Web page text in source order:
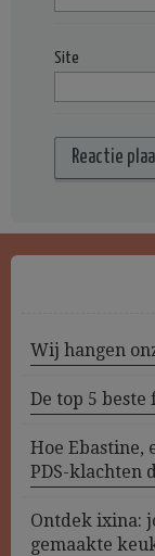
Site
Wij hangen
De top 5 beste
Hoe Ebastine,
PDS-klachten
Ontdek ixina:
gemaakte